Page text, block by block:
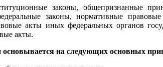
законы, общепризнанные
законы, нормативные
акты иных федеральных органов
акты.
на следующих основных